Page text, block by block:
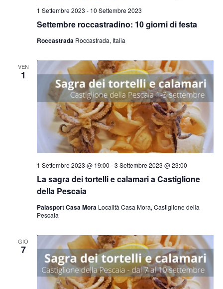
Settembre roccastradino: 10 giorni di festa
1 Settembre 2023 - 10 Settembre 2023
Roccastrada Roccastrada, Italia
VEN
1
La sagra dei tortelli e calamari a Castiglione
della Pescaia
1 Settembre 2023 @ 19:00 -3 Settembre 2023 @ 23:00
Palasport Casa Mora Località Casa Mora, Castiglione della
Pescaia
GIO
7